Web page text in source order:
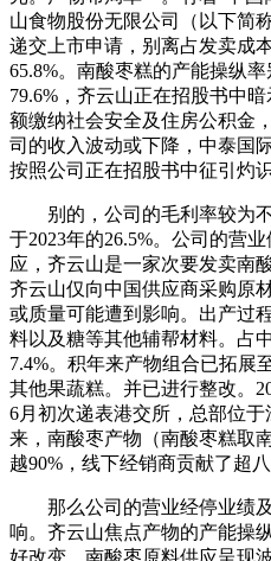
山食物股份无限公司（以下简
递交上市申请，别离占发卖成
65.8%。南酸枣糕的产能操纵率
79.6%，齐云山正在招股书中
额缴纳社会安全及住房公积金
司的收入波动或下降，中泰国
按照公司正在招股书中征引灼
别的，公司的毛利率较为不
于2023年的26.5%。公司的营
应，齐云山是一家次要发卖南
齐云山仅向中国供应商采购原
或质量可能遭到影响。出产过
料以及糖等其他辅帮材料。占
7.4%。积年来产物组合已拓展
其他果蔬糕。并已进行整改。
6月初次递表港交所，总部位于
来，南酸枣产物（南酸枣糕取
越90%，线下经销商贡献了超八
那么公司的营业经停业绩及
响。齐云山焦点产物的产能操
好改变、南酸枣原料供应呈现